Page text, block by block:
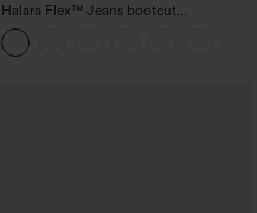
Halara Flex™ Jeans bootcut
décontractés taille haute, effet délavé,
avec poches